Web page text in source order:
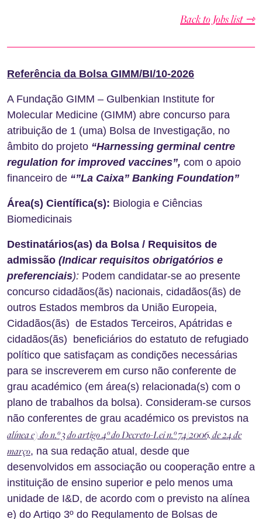
Back to Jobs list ⇾
Referência da Bolsa GIMM/BI/10-2026
A Fundação GIMM – Gulbenkian Institute for
Molecular Medicine (GIMM) abre concurso para
atribuição de 1 (uma) Bolsa de Investigação, no
âmbito do projeto “Harnessing germinal centre
regulation for improved vaccines”, com o apoio
financeiro de “”La Caixa” Banking Foundation”
Área(s) Científica(s): Biologia e Ciências
Biomedicinais
Destinatários(as) da Bolsa / Requisitos de
admissão (Indicar requisitos obrigatórios e
preferenciais): Podem candidatar-se ao presente
concurso cidadãos(ãs) nacionais, cidadãos(ãs) de
outros Estados membros da União Europeia,
Cidadãos(ãs) de Estados Terceiros, Apátridas e
cidadãos(ãs) beneficiários do estatuto de refugiado
político que satisfaçam as condições necessárias
para se inscreverem em curso não conferente de
grau académico (em área(s) relacionada(s) com o
plano de trabalhos da bolsa). Consideram-se cursos
não conferentes de grau académico os previstos na
alínea e) do n.º 3 do artigo 4º do Decreto-Lei n.º 74/2006, de 24 de
março, na sua redação atual, desde que
desenvolvidos em associação ou cooperação entre a
instituição de ensino superior e pelo menos uma
unidade de I&D, de acordo com o previsto na alínea
e) do Artigo 3º do Regulamento de Bolsas de